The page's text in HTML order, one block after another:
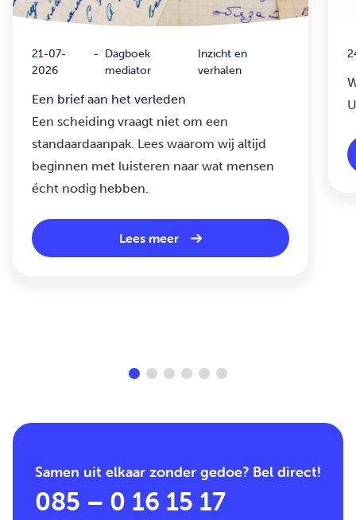
21-07-
2026
- Dagboek
mediator
Inzicht en
verhalen
Een brief aan het verleden
Een scheiding vraagt niet om een
standaardaanpak. Lees waarom wij altijd
beginnen met luisteren naar wat mensen
écht nodig hebben.
Lees meer
Samen uit elkaar zonder gedoe? Bel direct!
085 – 0 16 15 17